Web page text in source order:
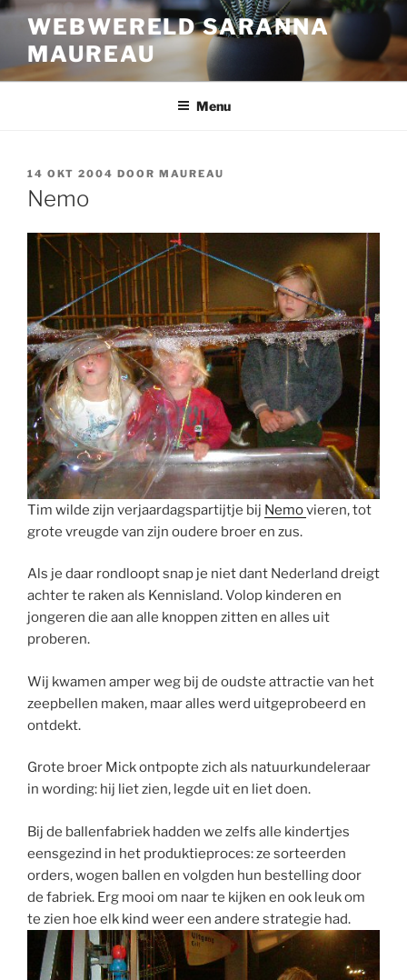
Ga
inhoud
WEBWERELD SARANNA
MAUREAU
Menu
GEPLAATST
OP
14 OKT 2004 DOOR MAUREAU
Nemo
Tim wilde zijn verjaardagspartijtje bij Nemovieren, tot
grote vreugde van zijn oudere broer en zus.
Als je daar rondloopt snap je niet dant Nederland dreigt
achter te raken als Kennisland. Volop kinderen en
jongeren die aan alle knoppen zitten en alles uit
proberen.
Wij kwamen amper weg bij de oudste attractie van het
zeepbellen maken, maar alles werd uitgeprobeerd en
ontdekt.
Grote broer Mick ontpopte zich als natuurkundeleraar
in wording: hij liet zien, legde uit en liet doen.
Bij de ballenfabriek hadden we zelfs alle kindertjes
eensgezind in het produktieproces: ze sorteerden
orders, wogen ballen en volgden hun bestelling door
de fabriek. Erg mooi om naar te kijken en ook leuk om
te zien hoe elk kind weer een andere strategie had.